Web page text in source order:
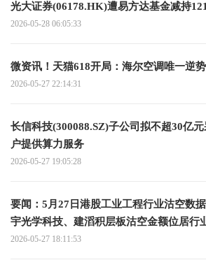
光大证券(06178.HK)遭易方达基金减持
2026-05-28 06:05:33
微资讯！天猫618开局：海尔空调唯一逆
2026-05-27 22:14:31
长信科技(300088.SZ)子公司拟不超30亿
户提供算力服务
2026-05-27 19:05:28
要闻：5月27日港股工业工程行业沽空数
宇光学科技、建滔积层板沽空金额位居行
2026-05-27 18:11:53